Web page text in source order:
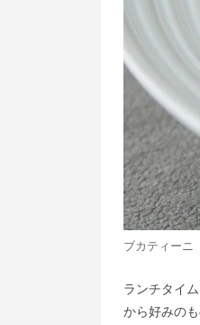
ブカティーニ
ランチタイ
から好みの